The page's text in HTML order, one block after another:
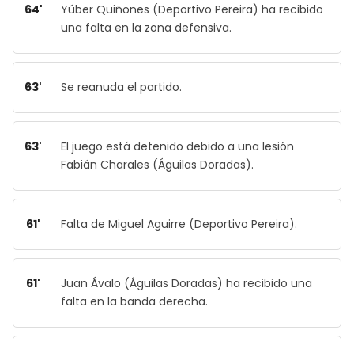
64'
Yúber Quiñones (Deportivo Pereira) ha recibido
una falta en la zona defensiva.
63' Se reanuda el partido.
63'
El juego está detenido debido a una lesión
Fabián Charales (Águilas Doradas).
61' Falta de Miguel Aguirre (Deportivo Pereira).
61'
Juan Ávalo (Águilas Doradas) ha recibido una
falta en la banda derecha.